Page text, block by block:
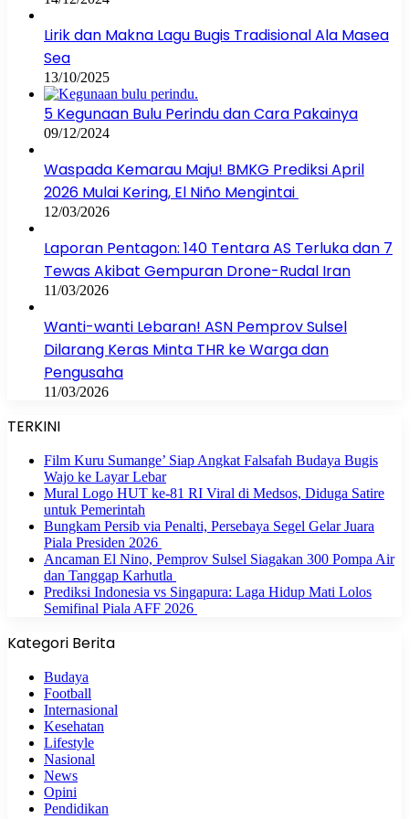
Lirik dan Makna Lagu Bugis Tradisional Ala Masea
Sea
13/10/2025
5 Kegunaan Bulu Perindu dan Cara Pakainya
09/12/2024
Waspada Kemarau Maju! BMKG Prediksi April
2026 Mulai Kering, El Niño Mengintai
12/03/2026
Laporan Pentagon: 140 Tentara AS Terluka dan 7
Tewas Akibat Gempuran Drone-Rudal Iran
11/03/2026
Wanti-wanti Lebaran! ASN Pemprov Sulsel
Dilarang Keras Minta THR ke Warga dan
Pengusaha
11/03/2026
TERKINI
Film Kuru Sumange’ Siap Angkat Falsafah Budaya Bugis
Wajo ke Layar Lebar
Mural Logo HUT ke-81 RI Viral di Medsos, Diduga Satire
untuk Pemerintah
Bungkam Persib via Penalti, Persebaya Segel Gelar Juara
Piala Presiden 2026
Ancaman El Nino, Pemprov Sulsel Siagakan 300 Pompa Air
dan Tanggap Karhutla
Prediksi Indonesia vs Singapura: Laga Hidup Mati Lolos
Semifinal Piala AFF 2026
Kategori Berita
Budaya
Football
Internasional
Kesehatan
Lifestyle
Nasional
News
Opini
Pendidikan